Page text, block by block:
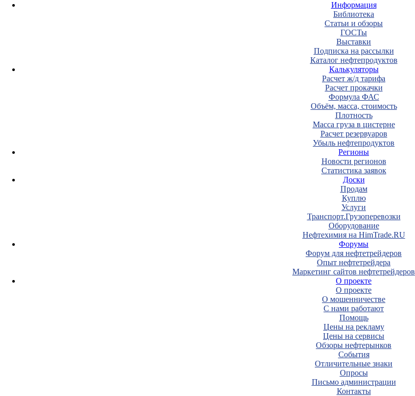
Информация
Библиотека
Статьи и обзоры
ГОСТы
Выставки
Подписка на рассылки
Каталог нефтепродуктов
Калькуляторы
Расчет ж/д тарифа
Расчет прокачки
Формула ФАС
Объём, масса, стоимость
Плотность
Масса груза в цистерне
Расчет резервуаров
Убыль нефтепродуктов
Регионы
Новости регионов
Статистика заявок
Доски
Продам
Куплю
Услуги
Транспорт.Грузоперевозки
Оборудование
Нефтехимия на HimTrade.RU
Форумы
Форум для нефтетрейдеров
Опыт нефтетрейдера
Маркетинг сайтов нефтетрейдеров
О проекте
О проекте
О мошенничестве
С нами работают
Помощь
Цены на рекламу
Цены на сервисы
Обзоры нефтерынков
События
Отличительные знаки
Опросы
Письмо администрации
Контакты